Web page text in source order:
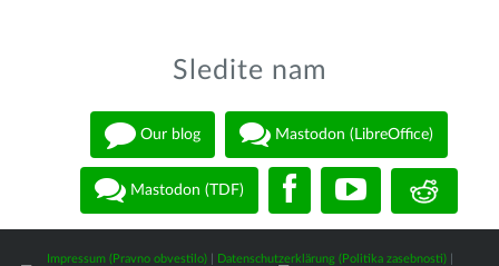
Sledite nam
Our blog Mastodon (LibreOffice)
Mastodon (TDF)
Impressum (Pravno obvestilo)| Datenschutzerklärung (Politika zasebnosti)|